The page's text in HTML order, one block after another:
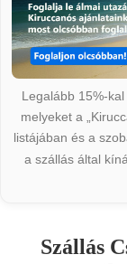
Legalább 15%-
melyeket a
listájában és a
a szállás által
Szállás